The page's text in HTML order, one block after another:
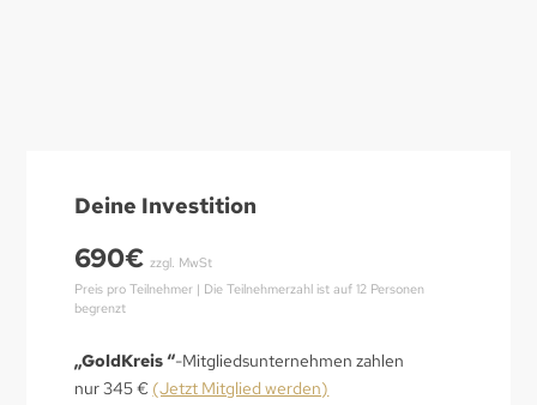
Deine Investition
690€zzgl. MwSt
Preis pro Teilnehmer | Die Teilnehmerzahl ist auf 12 Personen
begrenzt
„GoldKreis “-Mitgliedsunternehmen zahlen
nur 345 € (Jetzt Mitglied werden)